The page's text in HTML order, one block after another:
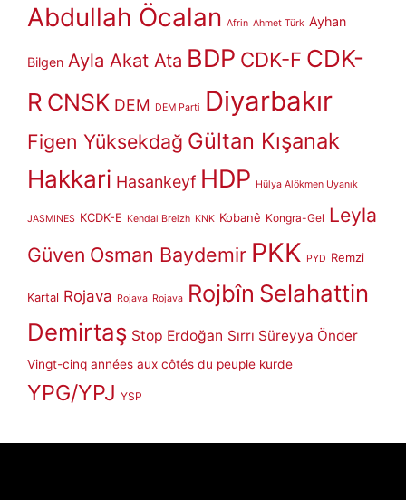
Abdullah Öcalan Afrin Ahmet Türk Ayhan
Bilgen Ayla Akat Ata BDP CDK-F CDK-
R CNSK DEM DEM Parti Diyarbakır
Figen Yüksekdağ Gültan Kışanak
Hakkari Hasankeyf HDP Hülya Alökmen Uyanık
JASMINES KCDK-E Kendal Breizh KNK Kobanê Kongra-Gel Leyla
Güven Osman Baydemir PKK PYD Remzi
Kartal Rojava Rojava Rojava Rojbîn Selahattin
Demirtaş Stop Erdoğan Sırrı Süreyya Önder
Vingt-cinq années aux côtés du peuple kurde
YPG/YPJ YSP